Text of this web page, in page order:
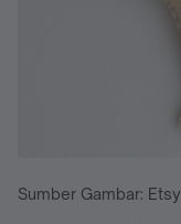
Sumber Gambar: Etsy